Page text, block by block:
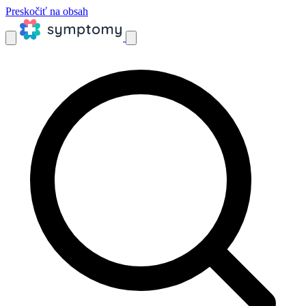
Preskočiť na obsah